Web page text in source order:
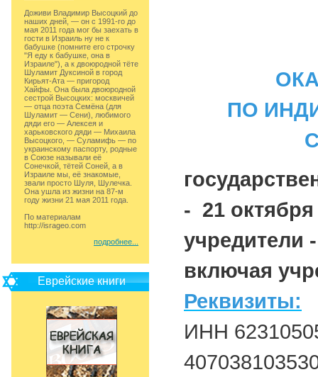
Доживи Владимир Высоцкий до
наших дней, — он с 1991-го до
мая 2011 года мог бы заехать в
гости в Израиль ну не к
бабушке (помните его строчку
"Я еду к бабушке, она в
Израиле"), а к двоюродной тёте
Шуламит Дуксиной в город
Кирьят-Ата — пригород
Хайфы. Она была двоюродной
сестрой Высоцких: москвичей
— отца поэта Семёна (для
Шуламит — Сени), любимого
дяди его — Алексея и
харьковского дяди — Михаила
Высоцкого, — Суламифь — по
украинскому паспорту, родные
в Союзе называли её
Сонечкой, тётей Соней, а в
Израиле мы, её знакомые,
звали просто Шуля, Шулечка.
Она ушла из жизни на 87-м
году жизни 21 мая 2011 года.
По материалам
http://isrageo.com
подробнее...
Еврейские книги
ПО
- 21 октября
учредители
включая
Реквизиты:
ИНН